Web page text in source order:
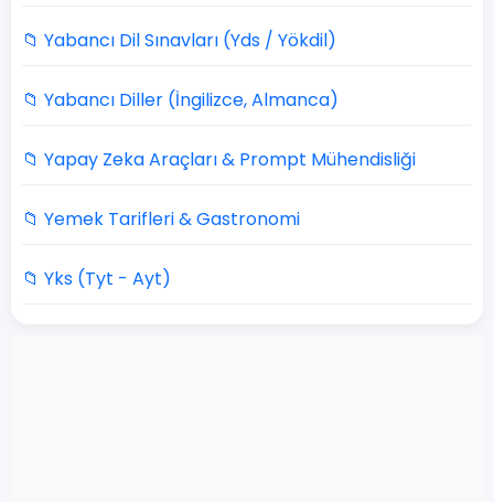
📁 Yabancı Dil Sınavları (Yds / Yökdil)
📁 Yabancı Diller (İngilizce, Almanca)
📁 Yapay Zeka Araçları & Prompt Mühendisliği
📁 Yemek Tarifleri & Gastronomi
📁 Yks (Tyt - Ayt)